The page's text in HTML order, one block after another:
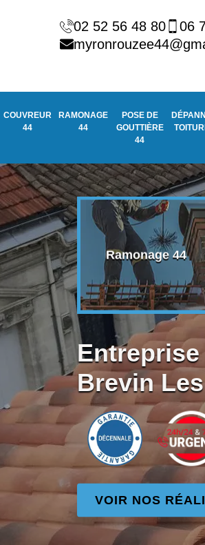
02 52 56 48 80
06
COUVREUR
44
RAMONAGE
44
POSE DE
GOUTTIÈRE
44
44 Ramonage 44
Brevin
VOIR NOS